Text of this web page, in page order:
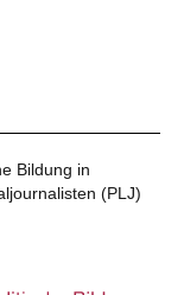
Bildung in
(PLJ)